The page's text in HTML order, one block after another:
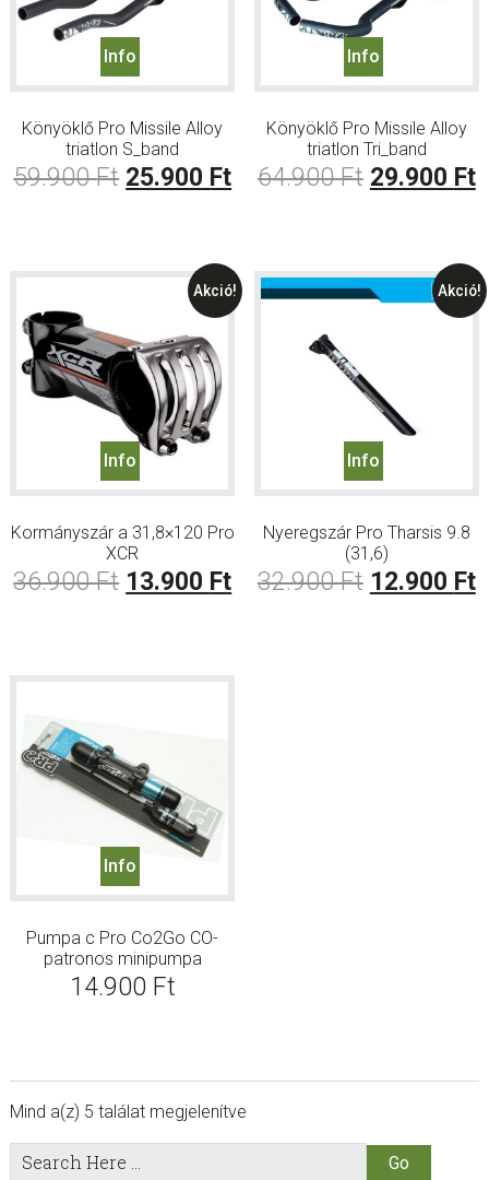
Info
Könyöklő Pro Missile Alloy
triatlon S_band
59.900Ft Original
59.900 Ft.
25.900 FtCurrent
25.900 Ft.
Info
Könyöklő Pro Missile Alloy
triatlon Tri_band
64.900Ft Original
64.900 Ft.
29.900 Ft
Akció!
Info
Kormányszár a 31,8×120 Pro
XCR
36.900Ft Original
13.900 FtCurrent
Akció!
Info
Nyeregszár Pro Tharsis 9.8
(31,6)
32.900Ft Original
12.900 Ft
Info
Pumpa c Pro Co2Go CO-
patronos minipumpa
14.900 Ft
Mind a(z) 5 találat megjelenítve
sidebar
Store
Search